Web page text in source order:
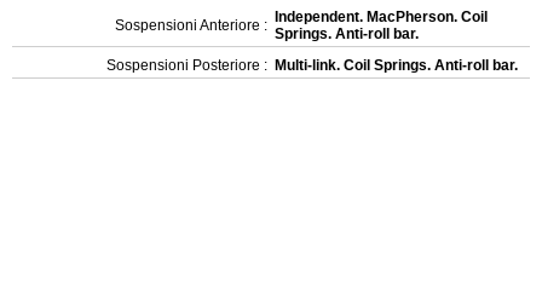
Sospensioni Anteriore : Independent. MacPherson. Coil
Springs. Anti-roll bar.
Sospensioni Posteriore : Multi-link. Coil Springs. Anti-roll bar.